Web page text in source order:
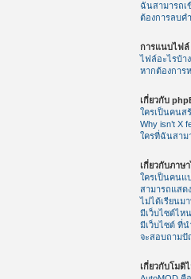
ฉันสามารถเ
ต้องการลบค
การแนบไฟล์
ไฟล์อะไรบ้า
หากต้องการ
เกี่ยวกับ
ใครเป็นคนส
Why isn’t X
ใครที่ฉันสาม
เกี่ยวกับภาษ
ใครเป็นคนแ
สามารถแสด
ไม่ได้เรียนม
มีเว็บไซต์ไห
มีเว็บไซต์ ที่
จะสอบถามปั
เกี่ยวกับโมดิ